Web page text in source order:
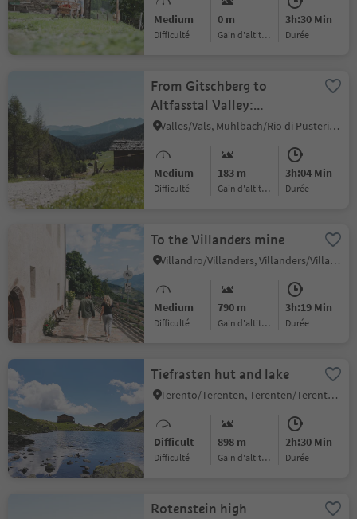
Medium
Difficulté
0 m
Gain d'altitude
3h:30 Min
durée
From Gitschberg to
Altfasstal Valley:
Panoramas and Alpine
Valles/Vals, Mühlbach/Rio di Pusteria, Brixen/Bressanone and environs
Medium
Difficulté
183 m
Gain d'altitude
3h:04 Min
durée
To the Villanders mine
Villandro/Villanders, Villanders/Villandro, Brixen/Bressanone and environs
Medium
Difficulté
790 m
Gain d'altitude
3h:19 Min
durée
Tiefrasten hut and lake
Terento/Terenten, Terenten/Terento, Brixen/Bressanone and environs
Difficult
Difficulté
898 m
Gain d'altitude
2h:30 Min
durée
Rotenstein high